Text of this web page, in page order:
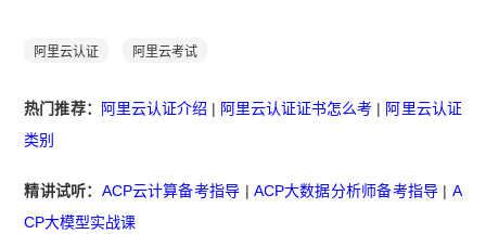
阿里云认证 阿里云考试
热门推荐： 阿里云认证介绍 | 阿里云认证证书怎么考 | 阿里云认证
类别
精讲试听： ACP云计算备考指导 | ACP大数据分析师备考指导 | A
CP大模型实战课